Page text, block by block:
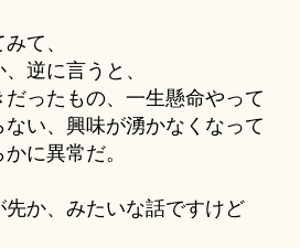
て、
逆に言うと、
ったもの、一生懸命やって
い、興味が湧かなくなって
に異常だ。
か、みたいな話ですけど